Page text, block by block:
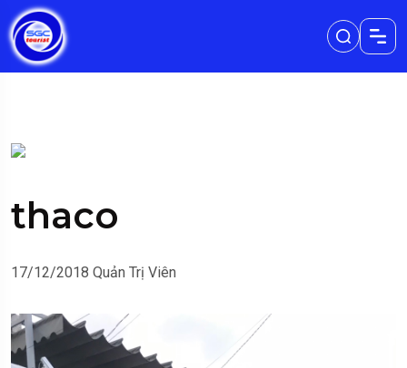
thaco
17/12/2018 Quản Trị Viên